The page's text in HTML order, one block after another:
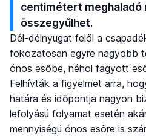
centimétert meghaladó
összegyűlhet.
Dél-délnyugat felől a
fokozatosan egyre nagyobb
ónos esőbe, néhol fagyott
Felhívták a figyelmet arra,
határa és időpontja nagyon
lefolyású folyamat esetén
mennyiségű ónos esőre is